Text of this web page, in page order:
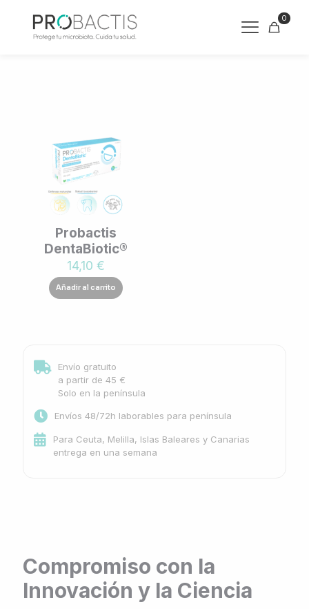
0
Probactis
DentaBiotic®
14,10€
Añadir al carrito
Envío gratuito
a partir de 45 €
Solo en la península
Envíos 48/72h laborables para península
Para Ceuta, Melilla, Islas Baleares y Canarias
entrega en una semana
Compromiso con la
Innovación y la Ciencia